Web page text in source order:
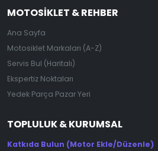
MOTOSIKLET & REHBER
Ana Sayfa
Motosiklet Markaları (A-Z)
Servis Bul (Haritalı)
Ekspertiz Noktaları
Yedek Parça Pazar Yeri
TOPLULUK & KURUMSAL
Katkıda Bulun (Motor Ekle/Düzenle)